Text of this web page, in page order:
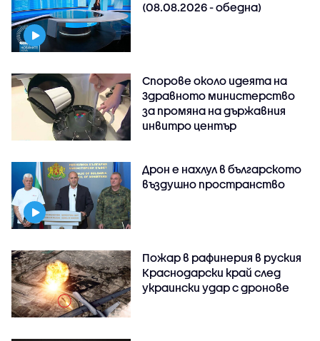
(08.08.2026 - обедна)
Спорове около идеята на
Здравното министерство
за промяна на държавния
инвитро център
Дрон е нахлул в българското
въздушно пространство
Пожар в рафинерия в руския
Краснодарски край след
украински удар с дронове